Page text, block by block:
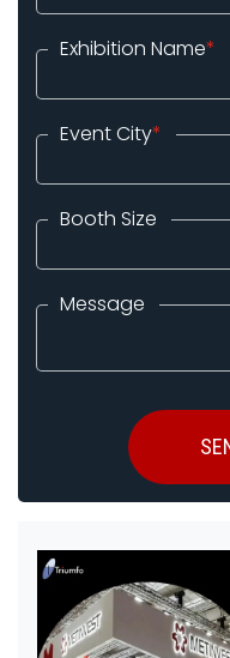
Exhibition Name*
Event City*
Booth Size
Message